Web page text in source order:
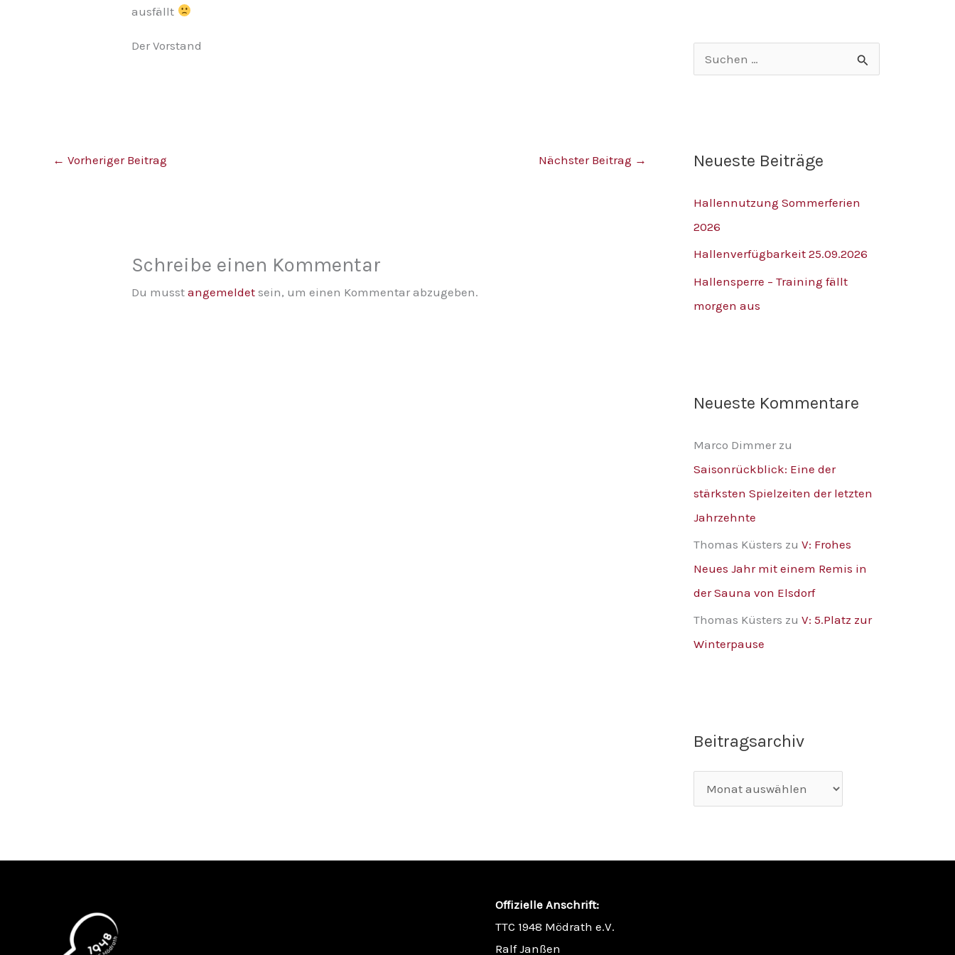
ausfällt
Der Vorstand
← Vorheriger Beitrag Nächster Beitrag →
Schreibe einen Kommentar
Du musstangemeldet sein, um einen Kommentar abzugeben.
e
n
a
c
h
:
Neueste Beiträge
Hallennutzung Sommerferien
2026
Hallenverfügbarkeit 25.09.2026
Hallensperre – Training fällt
morgen aus
Neueste Kommentare
Marco Dimmer zu
Saisonrückblick: Eine der
stärksten Spielzeiten der letzten
Jahrzehnte
Thomas Küsters zu V: Frohes
Neues Jahr mit einem Remis in
der Sauna von Elsdorf
Thomas Küsters zu V: 5.Platz zur
Winterpause
Beitragsarchiv
Offizielle Anschrift:
TTC 1948 Mödrath e.V.
Ralf Janßen